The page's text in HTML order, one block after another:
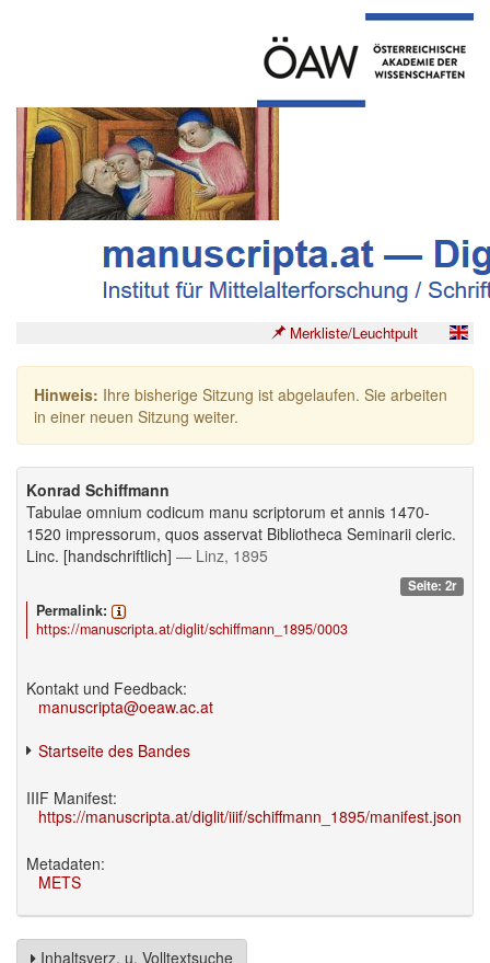
Merkliste/Leuchtpult
Hinweis: Ihre bisherige Sitzung ist abgelaufen. Sie arbeiten
in einer neuen Sitzung weiter.
Konrad Schiffmann
Tabulae omnium codicum manu scriptorum et annis 1470-
1520 impressorum, quos asservat Bibliotheca Seminarii cleric.
Linc. [handschriftlich] — Linz, 1895
Seite: 2r
Permalink:
https://manuscripta.at/diglit/schiffmann_1895/0003
Kontakt und Feedback:
manuscripta@oeaw.ac.at
Startseite des Bandes
IIIF Manifest:
https://manuscripta.at/diglit/iiif/schiffmann_1895/manifest.json
Metadaten:
METS
Inhaltsverz. u. Volltextsuche